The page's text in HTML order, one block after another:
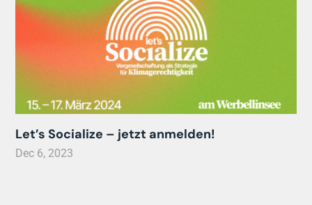
Let’s Socialize – jetzt anmelden!
Dec 6, 2023